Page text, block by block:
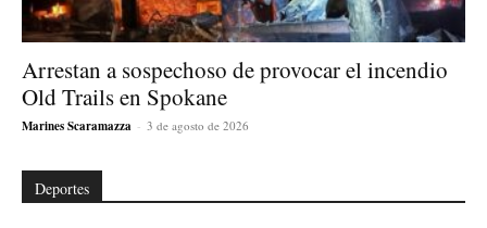
Arrestan a sospechoso de provocar el incendio
Old Trails en Spokane
Marines Scaramazza - 3 de agosto de 2026
Deportes